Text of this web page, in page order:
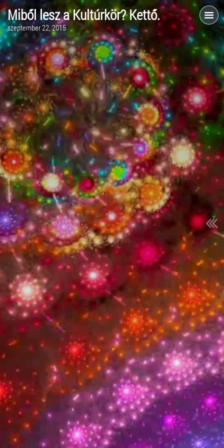
Miből lesz a Kultúrkör? Kettő.
szeptember 22, 2015